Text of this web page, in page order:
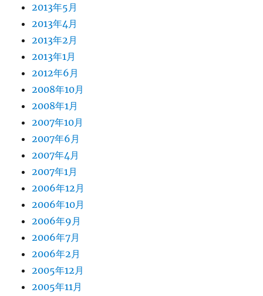
2013年5月
2013年4月
2013年2月
2013年1月
2012年6月
2008年10月
2008年1月
2007年10月
2007年6月
2007年4月
2007年1月
2006年12月
2006年10月
2006年9月
2006年7月
2006年2月
2005年12月
2005年11月